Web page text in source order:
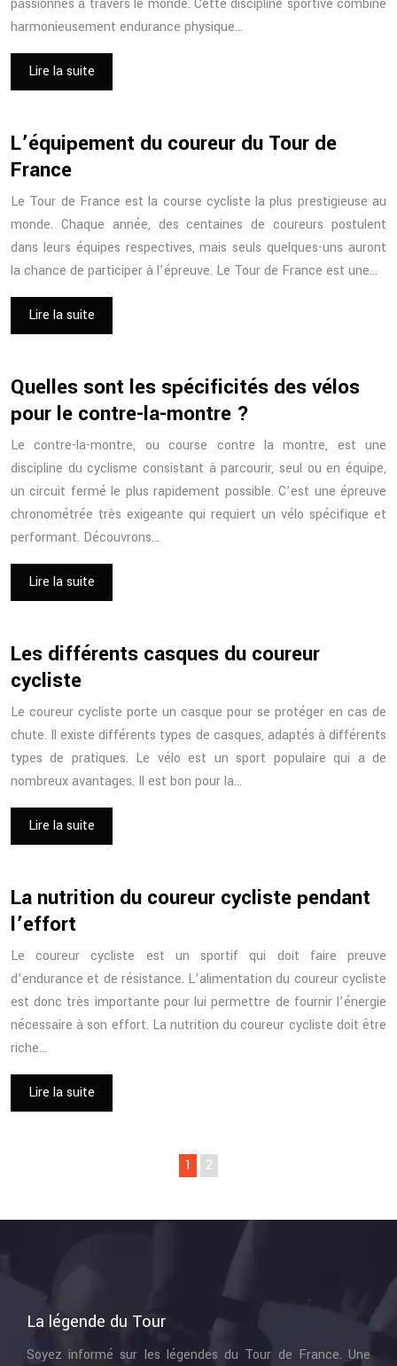
passionnés à travers le monde. Cette discipline sportive combine
harmonieusement endurance physique…
Lire la suite
L’équipement du coureur du Tour de
France
Le Tour de France est la course cycliste la plus prestigieuse au
monde. Chaque année, des centaines de coureurs postulent
dans leurs équipes respectives, mais seuls quelques-uns auront
la chance de participer à l’épreuve. Le Tour de France est une…
Lire la suite
Quelles sont les spécificités des vélos
pour le contre-la-montre ?
Le contre-la-montre, ou course contre la montre, est une
discipline du cyclisme consistant à parcourir, seul ou en équipe,
un circuit fermé le plus rapidement possible. C’est une épreuve
chronométrée très exigeante qui requiert un vélo spécifique et
performant. Découvrons…
Lire la suite
Les différents casques du coureur
cycliste
Le coureur cycliste porte un casque pour se protéger en cas de
chute. Il existe différents types de casques, adaptés à différents
types de pratiques. Le vélo est un sport populaire qui a de
nombreux avantages. Il est bon pour la…
Lire la suite
La nutrition du coureur cycliste pendant
l’effort
Le coureur cycliste est un sportif qui doit faire preuve
d’endurance et de résistance. L’alimentation du coureur cycliste
est donc très importante pour lui permettre de fournir l’énergie
nécessaire à son effort. La nutrition du coureur cycliste doit être
riche…
Lire la suite
1 2
La légende du Tour
Soyez informé sur les légendes du Tour de France. Une